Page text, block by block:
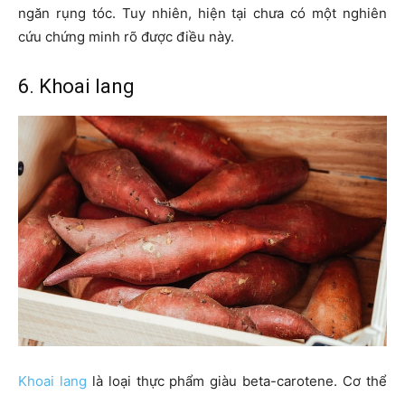
ngăn rụng tóc. Tuy nhiên, hiện tại chưa có một nghiên
cứu chứng minh rõ được điều này.
6. Khoai lang
Khoai lang là loại thực phẩm giàu beta-carotene. Cơ thể